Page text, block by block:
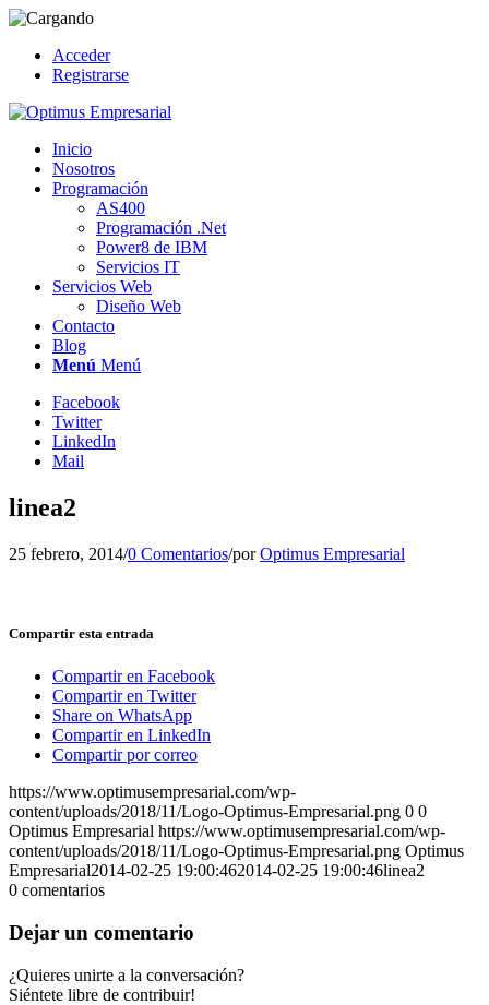
Acceder
Registrarse
Inicio
Nosotros
Programación
AS400
Programación .Net
Power8 de IBM
Servicios IT
Servicios Web
Diseño Web
Contacto
Blog
Menú Menú
Facebook
Twitter
LinkedIn
Mail
linea2
25 febrero, 2014/0 Comentarios/porOptimus Empresarial
Compartir esta entrada
Compartir en Facebook
Compartir en Twitter
Share on WhatsApp
Compartir en LinkedIn
Compartir por correo
https://www.optimusempresarial.com/wp-
content/uploads/2018/11/Logo-Optimus-Empresarial.png 0 0
Optimus Empresarial https://www.optimusempresarial.com/wp-
content/uploads/2018/11/Logo-Optimus-Empresarial.png Optimus
Empresarial2014-02-25 19:00:462014-02-25 19:00:46linea2
0 comentarios
Dejar un comentario
¿Quieres unirte a la conversación?
Siéntete libre de contribuir!